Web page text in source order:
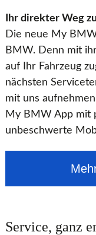
Ihr direkter Weg
Die neue My
BMW. Denn mit
auf Ihr Fahrzeug
nächsten
mit uns
My BMW App mit
unbeschwerte
Service, ganz